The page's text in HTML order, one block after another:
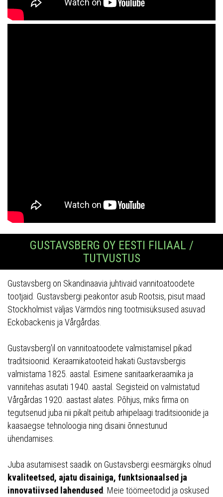
GUSTAVSBERG OY EESTI FILIAAL /
TUTVUSTUS
Gustavsberg on Skandinaavia juhtivaid vannitoatoodete
tootjaid. Gustavsbergi peakontor asub Rootsis, pisut maad
Stockholmist väljas Värmdös ning tootmisüksused asuvad
Eckobackenis ja Vårgårdas.
Gustavsberg'il on vannitoatoodete valmistamisel pikad
traditsioonid. Keraamikatooteid hakati Gustavsbergis
valmistama 1825. aastal. Esimene sanitaarkeraamika ja
vannitehas asutati 1940. aastal. Segisteid on valmistatud
Vårgårdas 1920. aastast alates. Põhjus, miks firma on
tegutsenud juba nii pikalt peitub arhipelaagi traditsioonide ja
kaasaegse tehnoloogia ning disaini õnnestunud
ühendamises.
Juba asutamisest saadik on Gustavsbergi eesmärgiks olnud
kvaliteetsed, ajatu disainiga, funktsionaalsed ja
innovatiivsed lahendused . Meie töömeetodid ja oskused